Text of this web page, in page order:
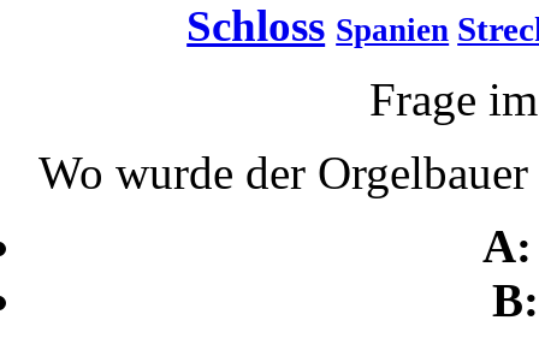
Schloss Spanien
Frage
Wo wurde der